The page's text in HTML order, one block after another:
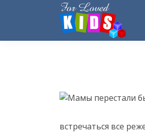
встречаться все